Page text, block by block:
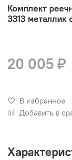
Комплект
3313 металлик
20 005 ₽
В избранное
Добавить в